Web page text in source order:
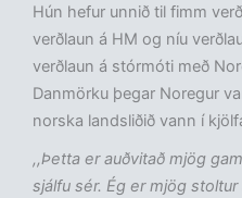
Hún hefur unnið til fimm
verðlaun á HM og níu
verðlaun á stórmóti með
Danmörku þegar Noregur
norska landsliðið vann í
,,Þetta er auðvitað mjög
sjálfu sér. Ég er mjög